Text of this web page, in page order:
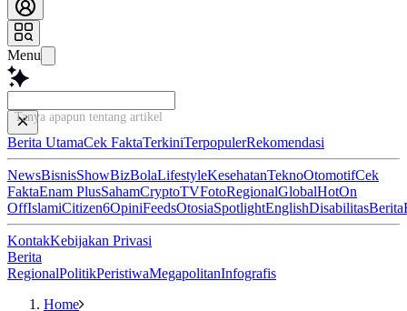
Menu
Tanya apapun tentang artikel ini...
Berita UtamaCek FaktaTerkiniTerpopulerRekomendasi
NewsBisnisShowBizBolaLifestyleKesehatanTeknoOtomotifCek
FaktaEnam PlusSahamCryptoTVFotoRegionalGlobalHotOn
OffIslamiCitizen6OpiniFeedsOtosiaSpotlightEnglishDisabilitasBerita
KontakKebijakan Privasi
Berita
RegionalPolitikPeristiwaMegapolitanInfografis
Home